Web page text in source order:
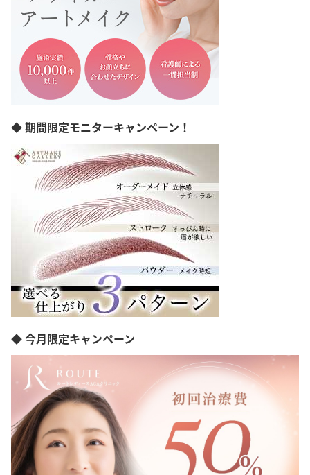
◆ 期間限定モニターキャンペーン！
◆ 今月限定キャンペーン